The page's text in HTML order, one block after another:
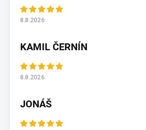
8.8.2026
KAMIL ČERNÍN
8.8.2026
JONÁŠ